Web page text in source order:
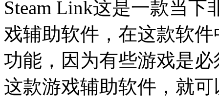
Steam Link这是一款当
戏辅助软件，在这款软
功能，因为有些游戏是
这款游戏辅助软件，就